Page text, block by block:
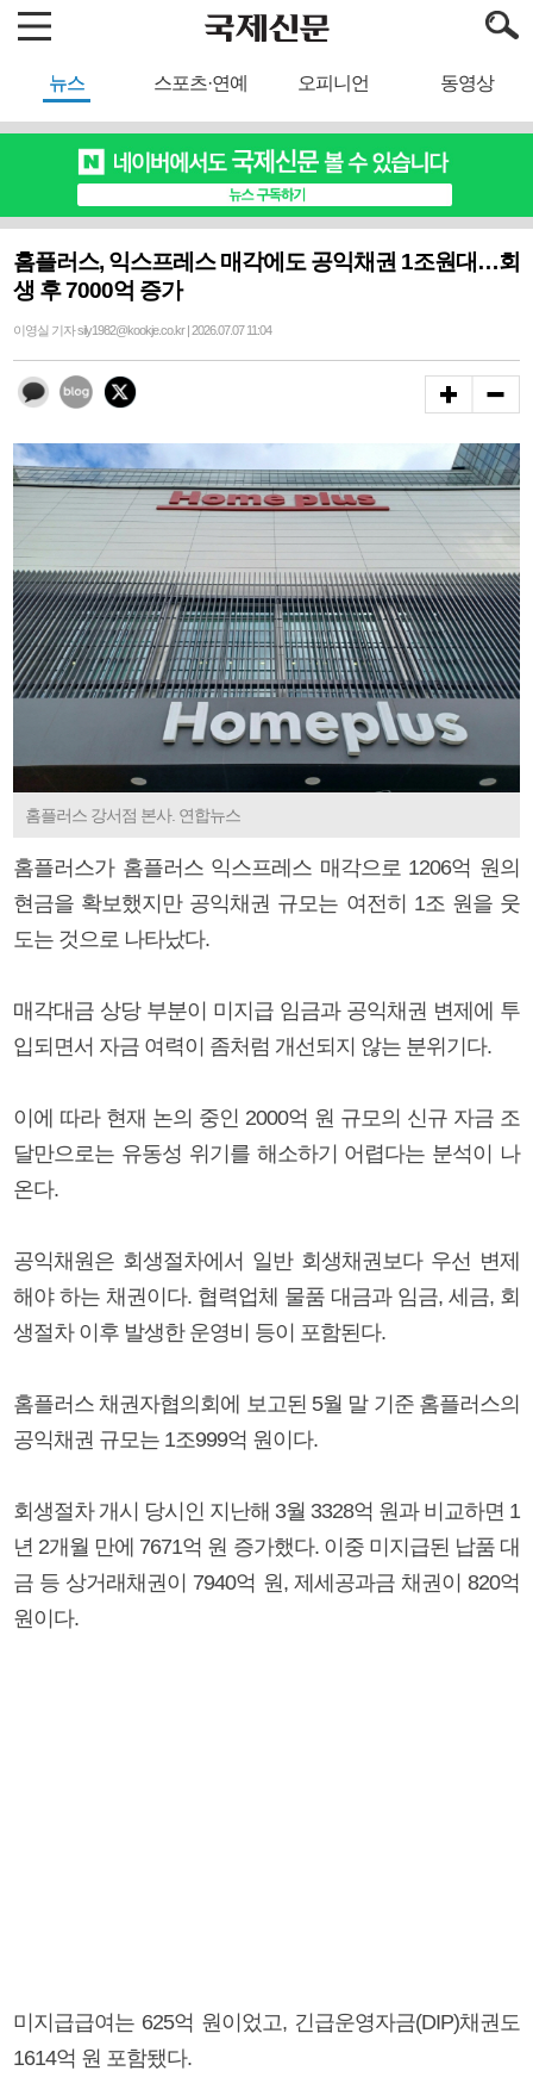
뉴스 스포츠·연예 오피니언 동영상
홈플러스, 익스프레스 매각에도 공익채권 1조원대…회
생 후 7000억 증가
이영실 기자 sily1982@kookje.co.kr | 2026.07.07 11:04
홈플러스 강서점 본사. 연합뉴스
홈플러스가 홈플러스 익스프레스 매각으로 1206억 원의
현금을 확보했지만 공익채권 규모는 여전히 1조 원을 웃
도는 것으로 나타났다.
매각대금 상당 부분이 미지급 임금과 공익채권 변제에 투
입되면서 자금 여력이 좀처럼 개선되지 않는 분위기다.
이에 따라 현재 논의 중인 2000억 원 규모의 신규 자금 조
달만으로는 유동성 위기를 해소하기 어렵다는 분석이 나
온다.
공익채원은 회생절차에서 일반 회생채권보다 우선 변제
해야 하는 채권이다. 협력업체 물품 대금과 임금, 세금, 회
생절차 이후 발생한 운영비 등이 포함된다.
홈플러스 채권자협의회에 보고된 5월 말 기준 홈플러스의
공익채권 규모는 1조999억 원이다.
회생절차 개시 당시인 지난해 3월 3328억 원과 비교하면 1
년 2개월 만에 7671억 원 증가했다. 이중 미지급된 납품 대
금 등 상거래채권이 7940억 원, 제세공과금 채권이 820억
원이다.
미지급급여는 625억 원이었고, 긴급운영자금(DIP)채권도
1614억 원 포함됐다.